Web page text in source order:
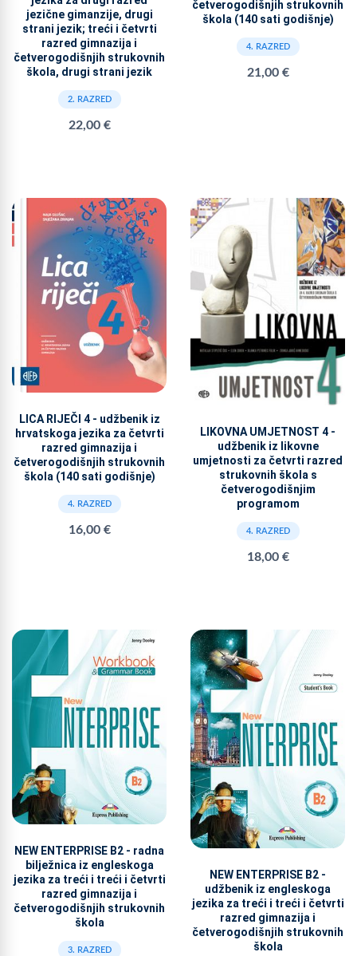
jezične gimanzije, drugi
strani jezik; treći i četvrti
razred gimnazija i
četverogodišnjih strukovnih
škola, drugi strani jezik
2. RAZRED
22,00 €
četverogodišnjih strukovnih
škola (140 sati godišnje)
4. RAZRED
21,00 €
LICA RIJEČI 4 - udžbenik iz
hrvatskoga jezika za četvrti
razred gimnazija i
četverogodišnjih strukovnih
škola (140 sati godišnje)
4. RAZRED
16,00 €
LIKOVNA UMJETNOST 4 -
udžbenik iz likovne
umjetnosti za četvrti razred
strukovnih škola s
četverogodišnjim
programom
4. RAZRED
18,00 €
NEW ENTERPRISE B2 - radna
bilježnica iz engleskoga
jezika za treći i treći i četvrti
razred gimnazija i
četverogodišnjih strukovnih
škola
3. RAZRED
NEW ENTERPRISE B2 -
udžbenik iz engleskoga
jezika za treći i treći i četvrti
razred gimnazija i
četverogodišnjih strukovnih
škola